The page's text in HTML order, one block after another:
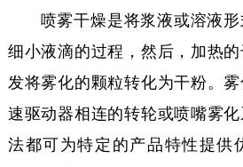
喷雾干燥是将浆液或溶液形
细小液滴的过程，然后，加热
发将雾化的颗粒转化为干粉。
速驱动器相连的转轮或喷嘴雾
法都可为特定的产品特性提供